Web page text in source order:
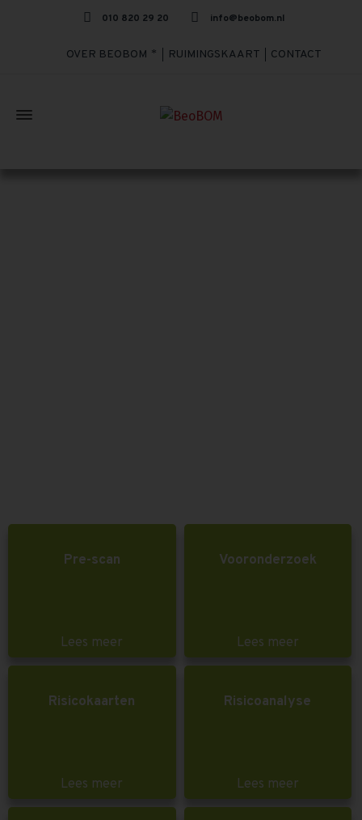
010 820 29 20 info@beobom.nl
OVER BEOBOM RUIMINGSKAART CONTACT
Pre-scan
Lees meer
Vooronderzoek
Lees meer
Risicokaarten
Lees meer
Risicoanalyse
Lees meer